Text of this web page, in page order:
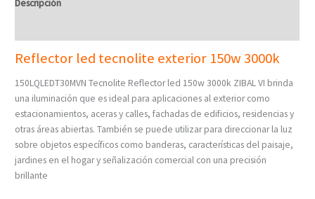
Descripción
Reflector led tecnolite exterior 150w 3000k
150LQLEDT30MVN Tecnolite Reflector led 150w 3000k ZIBAL VI brinda
una iluminación que es ideal para aplicaciones al exterior como
estacionamientos, aceras y calles, fachadas de edificios, residencias y
otras áreas abiertas. También se puede utilizar para direccionar la luz
sobre objetos específicos como banderas, características del paisaje,
jardines en el hogar y señalización comercial con una precisión
brillante